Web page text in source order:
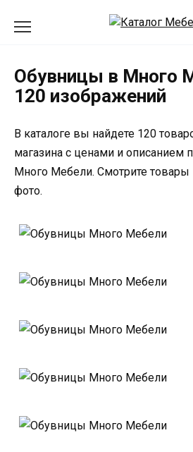
Обувницы в Много
120 изображений
В каталоге вы найдете 120
магазина с ценами и описанием
Много Мебели. Смотрите товары
фото.